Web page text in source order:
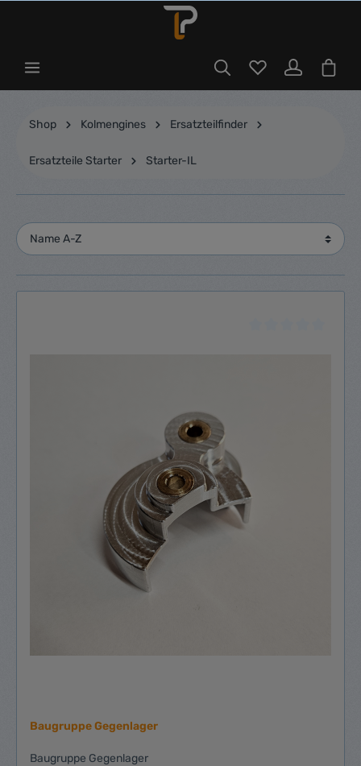
Shop Kolmengines Ersatzteilfinder
Ersatzteile Starter Starter-IL
Baugruppe Gegenlager
Baugruppe Gegenlager